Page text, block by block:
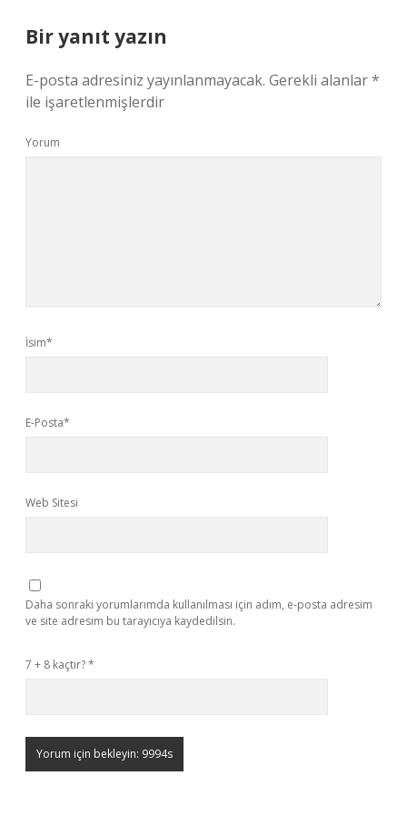
Bir yanıt yazın
E-posta adresiniz yayınlanmayacak. Gerekli alanlar*
ile işaretlenmişlerdir
Yorum
İsim*
E-Posta*
Web Sitesi
Daha sonraki yorumlarımda kullanılması için adım, e-posta adresim
ve site adresim bu tarayıcıya kaydedilsin.
7 + 8 kaçtır?*